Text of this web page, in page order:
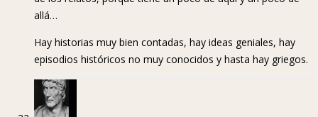
allá…
Hay historias muy bien contadas, hay ideas geniales, hay
episodios históricos no muy conocidos y hasta hay griegos.